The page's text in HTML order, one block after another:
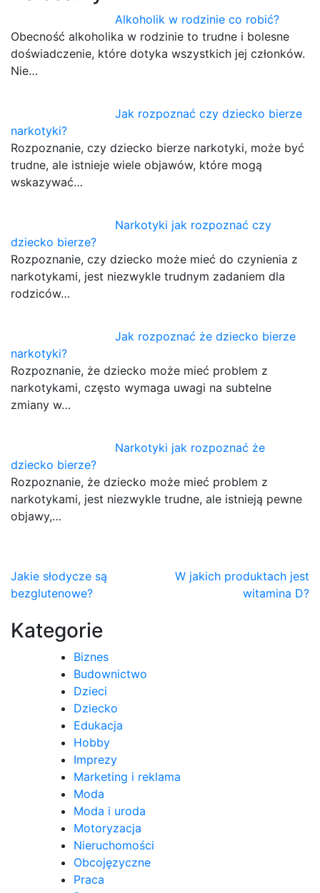
Alkoholik w rodzinie co robić?
Obecność alkoholika w rodzinie to trudne i bolesne
doświadczenie, które dotyka wszystkich jej członków.
Nie…
Jak rozpoznać czy dziecko bierze
narkotyki?
Rozpoznanie, czy dziecko bierze narkotyki, może być
trudne, ale istnieje wiele objawów, które mogą
wskazywać…
Narkotyki jak rozpoznać czy
dziecko bierze?
Rozpoznanie, czy dziecko może mieć do czynienia z
narkotykami, jest niezwykle trudnym zadaniem dla
rodziców…
Jak rozpoznać że dziecko bierze
narkotyki?
Rozpoznanie, że dziecko może mieć problem z
narkotykami, często wymaga uwagi na subtelne
zmiany w…
Narkotyki jak rozpoznać że
dziecko bierze?
Rozpoznanie, że dziecko może mieć problem z
narkotykami, jest niezwykle trudne, ale istnieją pewne
objawy,…
Nawigacja
wpisu
Jakie słodycze są
bezglutenowe?
W jakich produktach jest
witamina D?
Kategorie
Biznes
Budownictwo
Dzieci
Dziecko
Edukacja
Hobby
Imprezy
Marketing i reklama
Moda
Moda i uroda
Motoryzacja
Nieruchomości
Obcojęzyczne
Praca